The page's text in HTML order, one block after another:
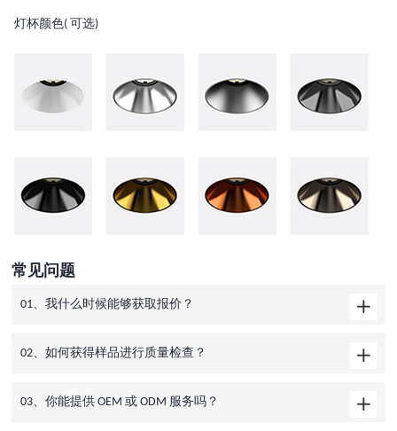
灯杯颜色( 可选)
常见问题
01、我什么时候能够获取报价？
02、如何获得样品进行质量检查？
03、你能提供 OEM 或 ODM 服务吗？